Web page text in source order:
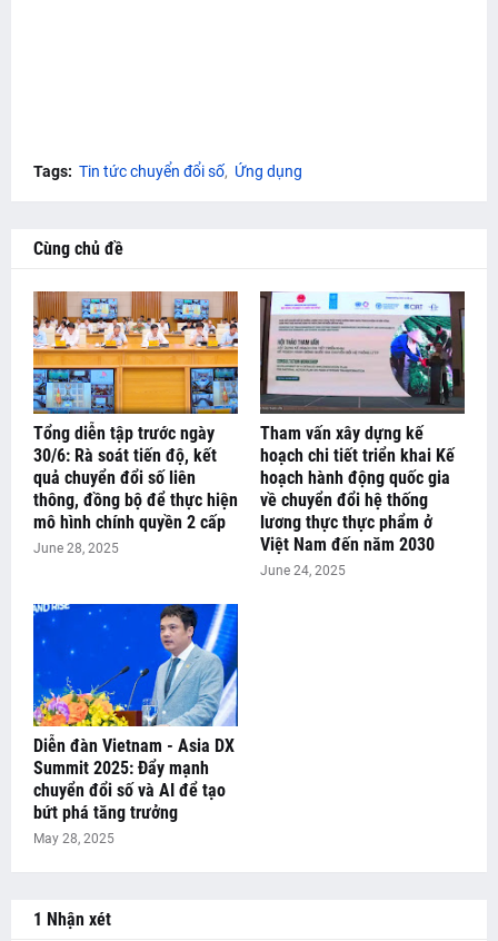
Tags: Tin tức chuyển đổi số Ứng dụng
Cùng chủ đề
Tổng diễn tập trước ngày
30/6: Rà soát tiến độ, kết
quả chuyển đổi số liên
thông, đồng bộ để thực hiện
mô hình chính quyền 2 cấp
June 28, 2025
Tham vấn xây dựng kế
hoạch chi tiết triển khai Kế
hoạch hành động quốc gia
về chuyển đổi hệ thống
lương thực thực phẩm ở
Việt Nam đến năm 2030
June 24, 2025
Diễn đàn Vietnam - Asia DX
Summit 2025: Đẩy mạnh
chuyển đổi số và AI để tạo
bứt phá tăng trưởng
May 28, 2025
1 Nhận xét